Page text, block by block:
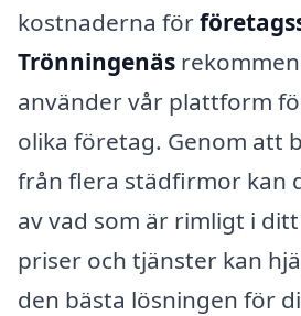
kostnaderna för
Trönningenäs
använder vår plattform
olika företag. Genom att
från flera städfirmor kan
av vad som är rimligt i
priser och tjänster kan
den bästa lösningen för